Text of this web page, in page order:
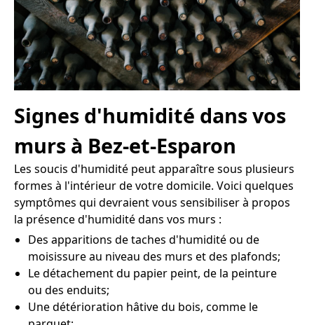
Signes d'humidité dans vos
murs à Bez-et-Esparon
Les soucis d'humidité peut apparaître sous plusieurs
formes à l'intérieur de votre domicile. Voici quelques
symptômes qui devraient vous sensibiliser à propos
la présence d'humidité dans vos murs :
Des apparitions de taches d'humidité ou de
moisissure au niveau des murs et des plafonds;
Le détachement du papier peint, de la peinture
ou des enduits;
Une détérioration hâtive du bois, comme le